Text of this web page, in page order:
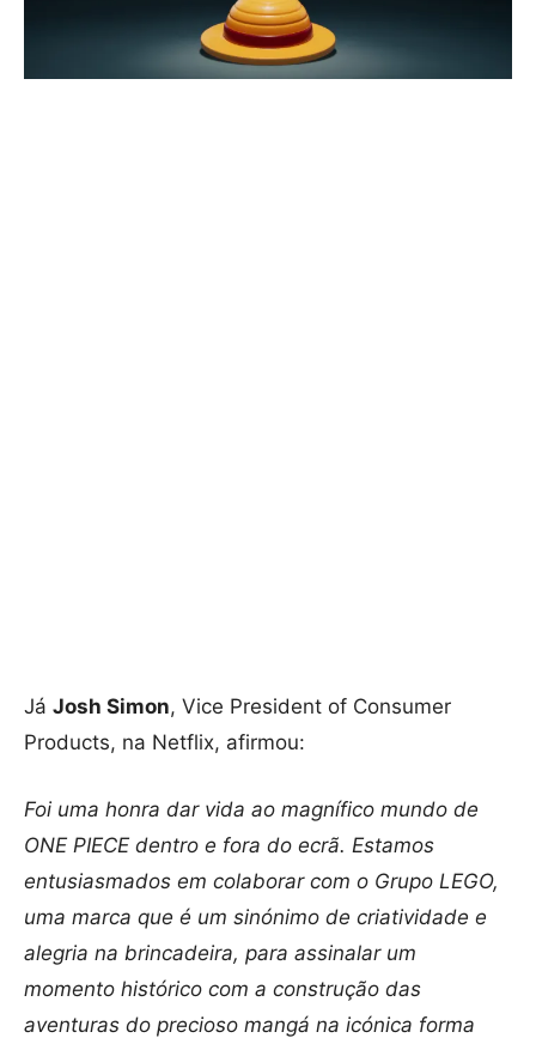
Já Josh Simon, Vice President of Consumer
Products, na Netflix, afirmou:
Foi uma honra dar vida ao magnífico mundo de
ONE PIECE dentro e fora do ecrã. Estamos
entusiasmados em colaborar com o Grupo LEGO,
uma marca que é um sinónimo de criatividade e
alegria na brincadeira, para assinalar um
momento histórico com a construção das
aventuras do precioso mangá na icónica forma